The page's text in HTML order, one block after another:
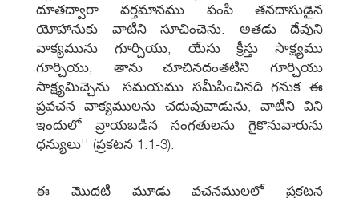
దూతద్వారా వర్తమానము పంపి తనదాసుడైన
యోహానుకు వాటిని సూచించెను. అతడు దేవుని
వాక్యమును గూర్చియు, యేసు క్రీస్తు సాక్ష్యము
గూర్చియు, తాను చూచినదంతటిని గూర్చియు
సాక్ష్యమిచ్చెను. సమయము సమీపించినది గనుక ఈ
ప్రవచన వాక్యములను చదువువాడును, వాటిని విని
ఇందులో వ్రాయబడిన సంగతులను గైకొనువారును
ధన్యులు'' (ప్రకటన 1:1-3).
ఈ మొదటి మూడు వచనములలో ప్రకటన